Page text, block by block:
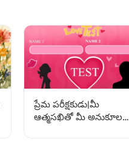
ప్రేమ పరీక్షకుడు|మీ
ఆత్మసఖితో మీ అనుకూలత